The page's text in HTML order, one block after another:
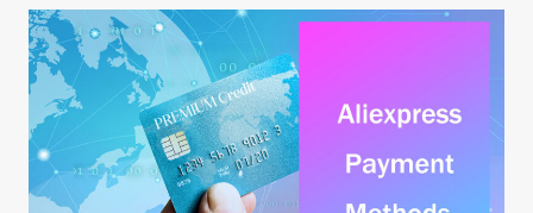
COMPARISON: LATEST
IN